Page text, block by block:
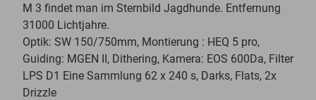
M 3 findet man im Sternbild Jagdhunde. Entfernung
31000 Lichtjahre.
Optik: SW 150/750mm, Montierung : HEQ 5 pro,
Guiding: MGEN II, Dithering, Kamera: EOS 600Da, Filter
LPS D1 Eine Sammlung 62 x 240 s, Darks, Flats, 2x
Drizzle